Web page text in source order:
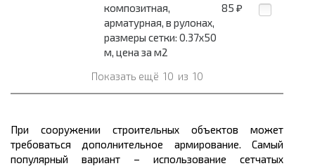
композитная,
арматурная, в рулонах,
размеры сетки: 0.37x50
м, цена за м2
85 ₽
Показать ещё 10 из 10
При сооружении строительных объектов может
требоваться дополнительное армирование. Самый
популярный вариант – использование сетчатых